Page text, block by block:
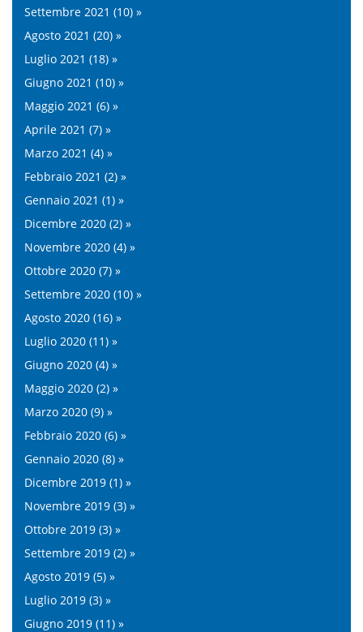
Settembre 2021 (10) »
Agosto 2021 (20) »
Luglio 2021 (18) »
Giugno 2021 (10) »
Maggio 2021 (6) »
Aprile 2021 (7) »
Marzo 2021 (4) »
Febbraio 2021 (2) »
Gennaio 2021 (1) »
Dicembre 2020 (2) »
Novembre 2020 (4) »
Ottobre 2020 (7) »
Settembre 2020 (10) »
Agosto 2020 (16) »
Luglio 2020 (11) »
Giugno 2020 (4) »
Maggio 2020 (2) »
Marzo 2020 (9) »
Febbraio 2020 (6) »
Gennaio 2020 (8) »
Dicembre 2019 (1) »
Novembre 2019 (3) »
Ottobre 2019 (3) »
Settembre 2019 (2) »
Agosto 2019 (5) »
Luglio 2019 (3) »
Giugno 2019 (11) »